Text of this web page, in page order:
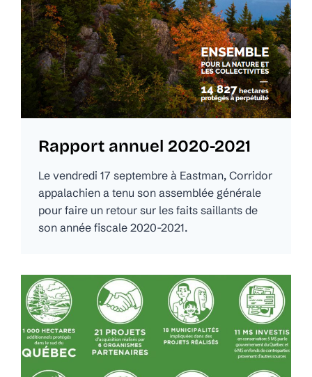
Rapport annuel 2020-2021
Le vendredi 17 septembre à Eastman, Corridor
appalachien a tenu son assemblée générale
pour faire un retour sur les faits saillants de
son année fiscale 2020-2021.